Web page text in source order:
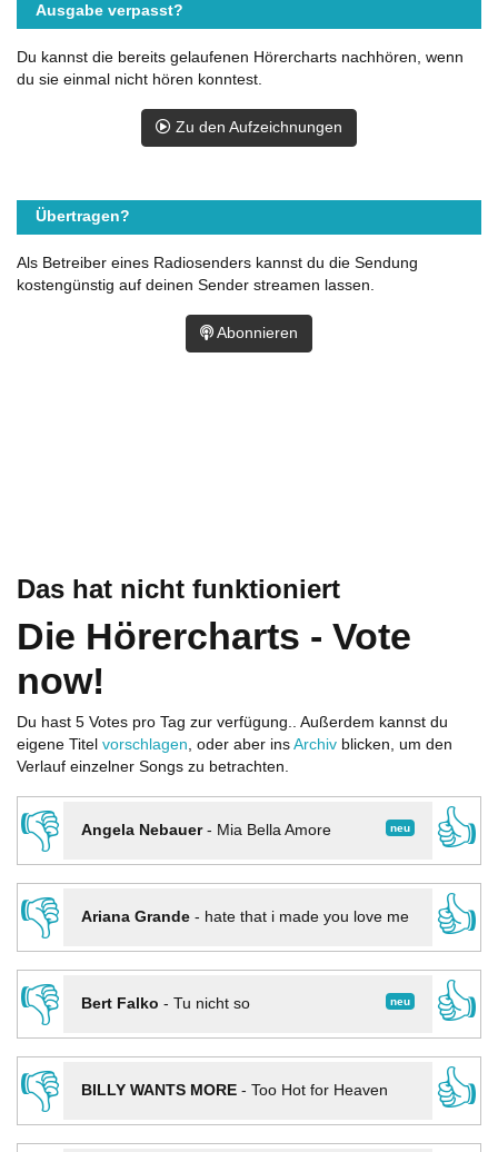
Das hat nicht funktioniert
Die Hörercharts - Vote
now!
Du hast 5 Votes pro Tag zur verfügung.. Außerdem kannst du
eigene Titel vorschlagen, oder aber ins Archiv blicken, um den
Verlauf einzelner Songs zu betrachten.
👎 neu
Angela Nebauer- Mia Bella Amore
👍
👎
Ariana Grande- hate that i made you love me
👍
👎
neu
Bert Falko - Tu nicht so
👍
👎
BILLY WANTS MORE- Too Hot for Heaven
👍
Ausgabe verpasst?
Du kannst die bereits gelaufenen Hörercharts nachhören, wenn
du sie einmal nicht hören konntest.
Zu den Aufzeichnungen
Übertragen?
Als Betreiber eines Radiosenders kannst du die Sendung
kostengünstig auf deinen Sender streamen lassen.
Abonnieren